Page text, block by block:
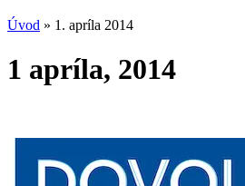
Úvod » 1. apríla 2014
1 apríla, 2014